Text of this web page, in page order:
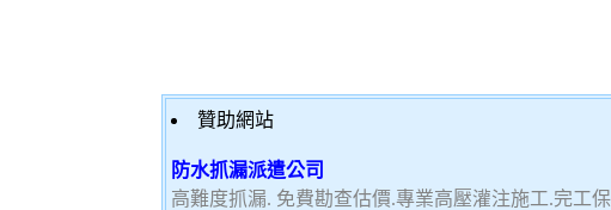
贊助網站
防水抓漏派遣公司
高難度抓漏. 免費勘查估價.專業高壓灌注施工.完工